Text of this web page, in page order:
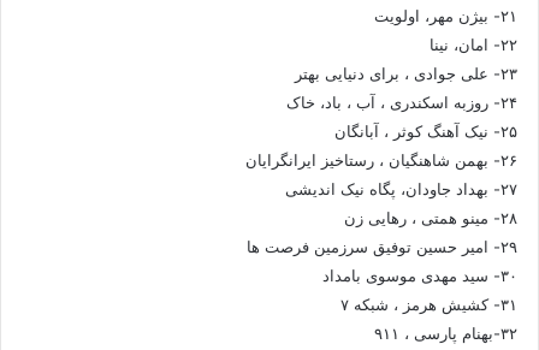
۲۱- بیژن مهر، اولویت
۲۲- امان، نینا
۲۳- علی جوادی ، برای دنیایی بهتر
۲۴- روزبه اسکندری ، آب ، باد، خاک
۲۵- نیک آهنگ کوثر ، آبانگان
۲۶- بهمن شاهنگیان ، رستاخیز ایرانگرایان
۲۷- بهداد جاودان، پگاه نیک اندیشی
۲۸- مینو همتی ، رهایی زن
۲۹- امیر حسین توفیق سرزمین فرصت ها
۳۰- سید مهدی موسوی بامداد
۳۱- کشیش هرمز ، شبکه ۷
۳۲-بهنام پارسی ، ۹۱۱